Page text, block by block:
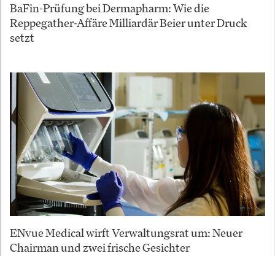
BaFin-Prüfung bei Dermapharm: Wie die
Reppegather-Affäre Milliardär Beier unter Druck
setzt
ENvue Medical wirft Verwaltungsrat um: Neuer
Chairman und zwei frische Gesichter